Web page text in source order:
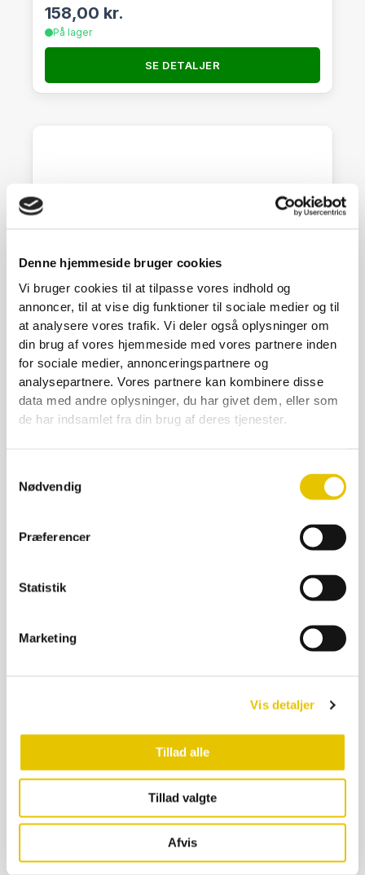
Denne hjemmeside bruger cookies
Vi bruger cookies til at tilpasse vores indhold og
annoncer, til at vise dig funktioner til sociale medier og til
at analysere vores trafik. Vi deler også oplysninger om
din brug af vores hjemmeside med vores partnere inden
for sociale medier, annonceringspartnere og
analysepartnere. Vores partnere kan kombinere disse
data med andre oplysninger, du har givet dem, eller som
de har indsamlet fra din brug af deres tjenester.
Nødvendig
Præferencer
Statistik
Marketing
Vis detaljer
Tillad alle
Tillad valgte
Afvis
158,00 kr.
På lager
SE DETALJER
Rører bøgetræ
299,00 kr.
På lager
Tappespand 50 kg rustfri, m/spænder
1.950,00kr.